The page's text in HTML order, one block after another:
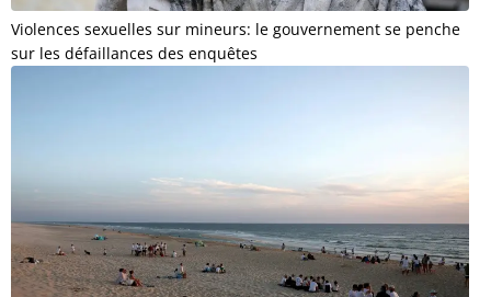
Violences sexuelles sur mineurs: le gouvernement se penche
sur les défaillances des enquêtes